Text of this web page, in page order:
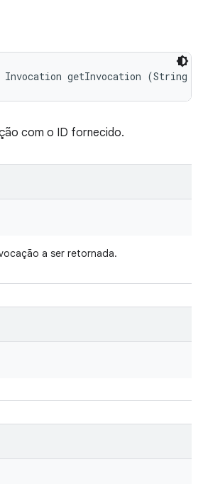
getInvocation (String
com o ID fornecido.
a ser retornada.